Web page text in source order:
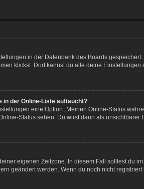
in der Datenbank des Boards
klickst. Dort kannst du alle deine Einstellungen
in der Online-Liste auftaucht?
eine Option „Meinen Online-Status
Status sehen. Du wirst dann als unsichtbarer
eigenen Zeitzone. In diesem Fall solltest du
geändert werden. Wenn du noch nicht